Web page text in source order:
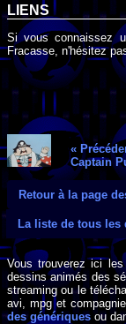
LIENS
Si vous connaissez
Fracasse, n'hésitez
«
Captain
Retour à la page
La liste de tous les
Vous trouverez ici
dessins animés des
streaming ou le
avi, mpg et
des génériques ou